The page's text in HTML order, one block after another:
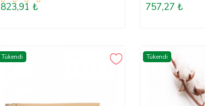
823,91 ₺ 757,27 ₺
Tükendi Tükendi